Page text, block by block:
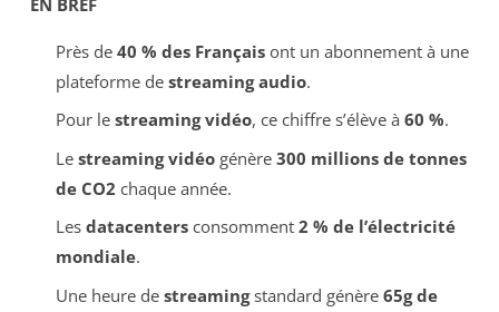
Près de 40 % des Françaisont un abonnement à une
plateforme de streaming audio.
Pour le streaming vidéo, ce chiffre s’élève à 60 %.
Le streaming vidéogénère 300 millions de tonnes
de CO2 chaque année.
Les datacentersconsomment 2 % de l’électricité
mondiale.
Une heure de streamingstandard génère 65g de